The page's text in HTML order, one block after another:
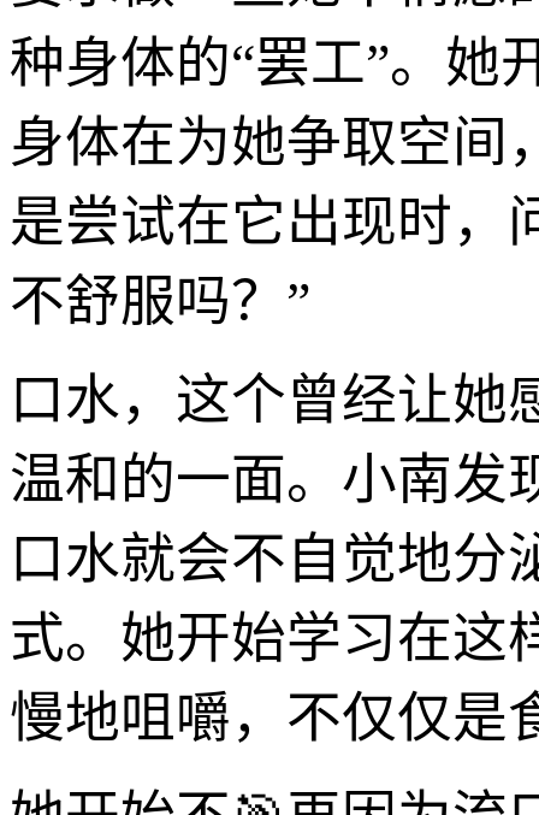
种身体的“罢工”。她
身体在为她争取空间
是尝试在它出现时，
不舒服吗？”
口水，这个曾经让她
温和的一面。小南发
口水就会不自觉地分
式。她开始学习在这
慢地咀嚼，不仅仅是